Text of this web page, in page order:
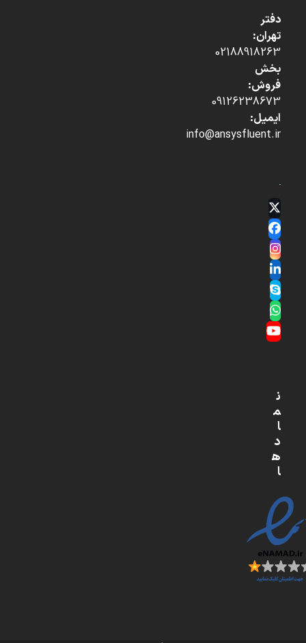
دفتر
تهران:
02188918263
بخش
فروش:
09126238673
ایمیل:
info@ansysfluent.ir
Twitter
(deprecated)
Facebook
Instagram
LinkedIn
Skype
Whatsapp
YouTube
ن
م
ا
د
ه
ا